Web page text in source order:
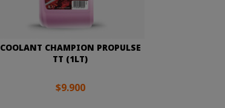
COOLANT CHAMPION PROPULSE
TT (1LT)
$9.900